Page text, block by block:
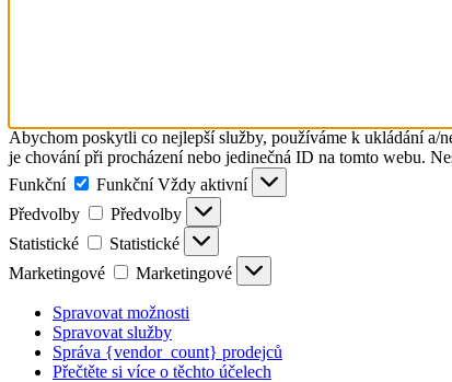
Abychom poskytli co nejlepší služby, používáme k ukládání a/
je chování při procházení nebo jedinečná ID na tomto webu.
Funkční
Funkční Vždy aktivní
Předvolby
Předvolby
Statistické
Statistické
Marketingové
Marketingové
Spravovat možnosti
Spravovat služby
Správa {vendor_count} prodejců
Přečtěte si více o těchto účelech